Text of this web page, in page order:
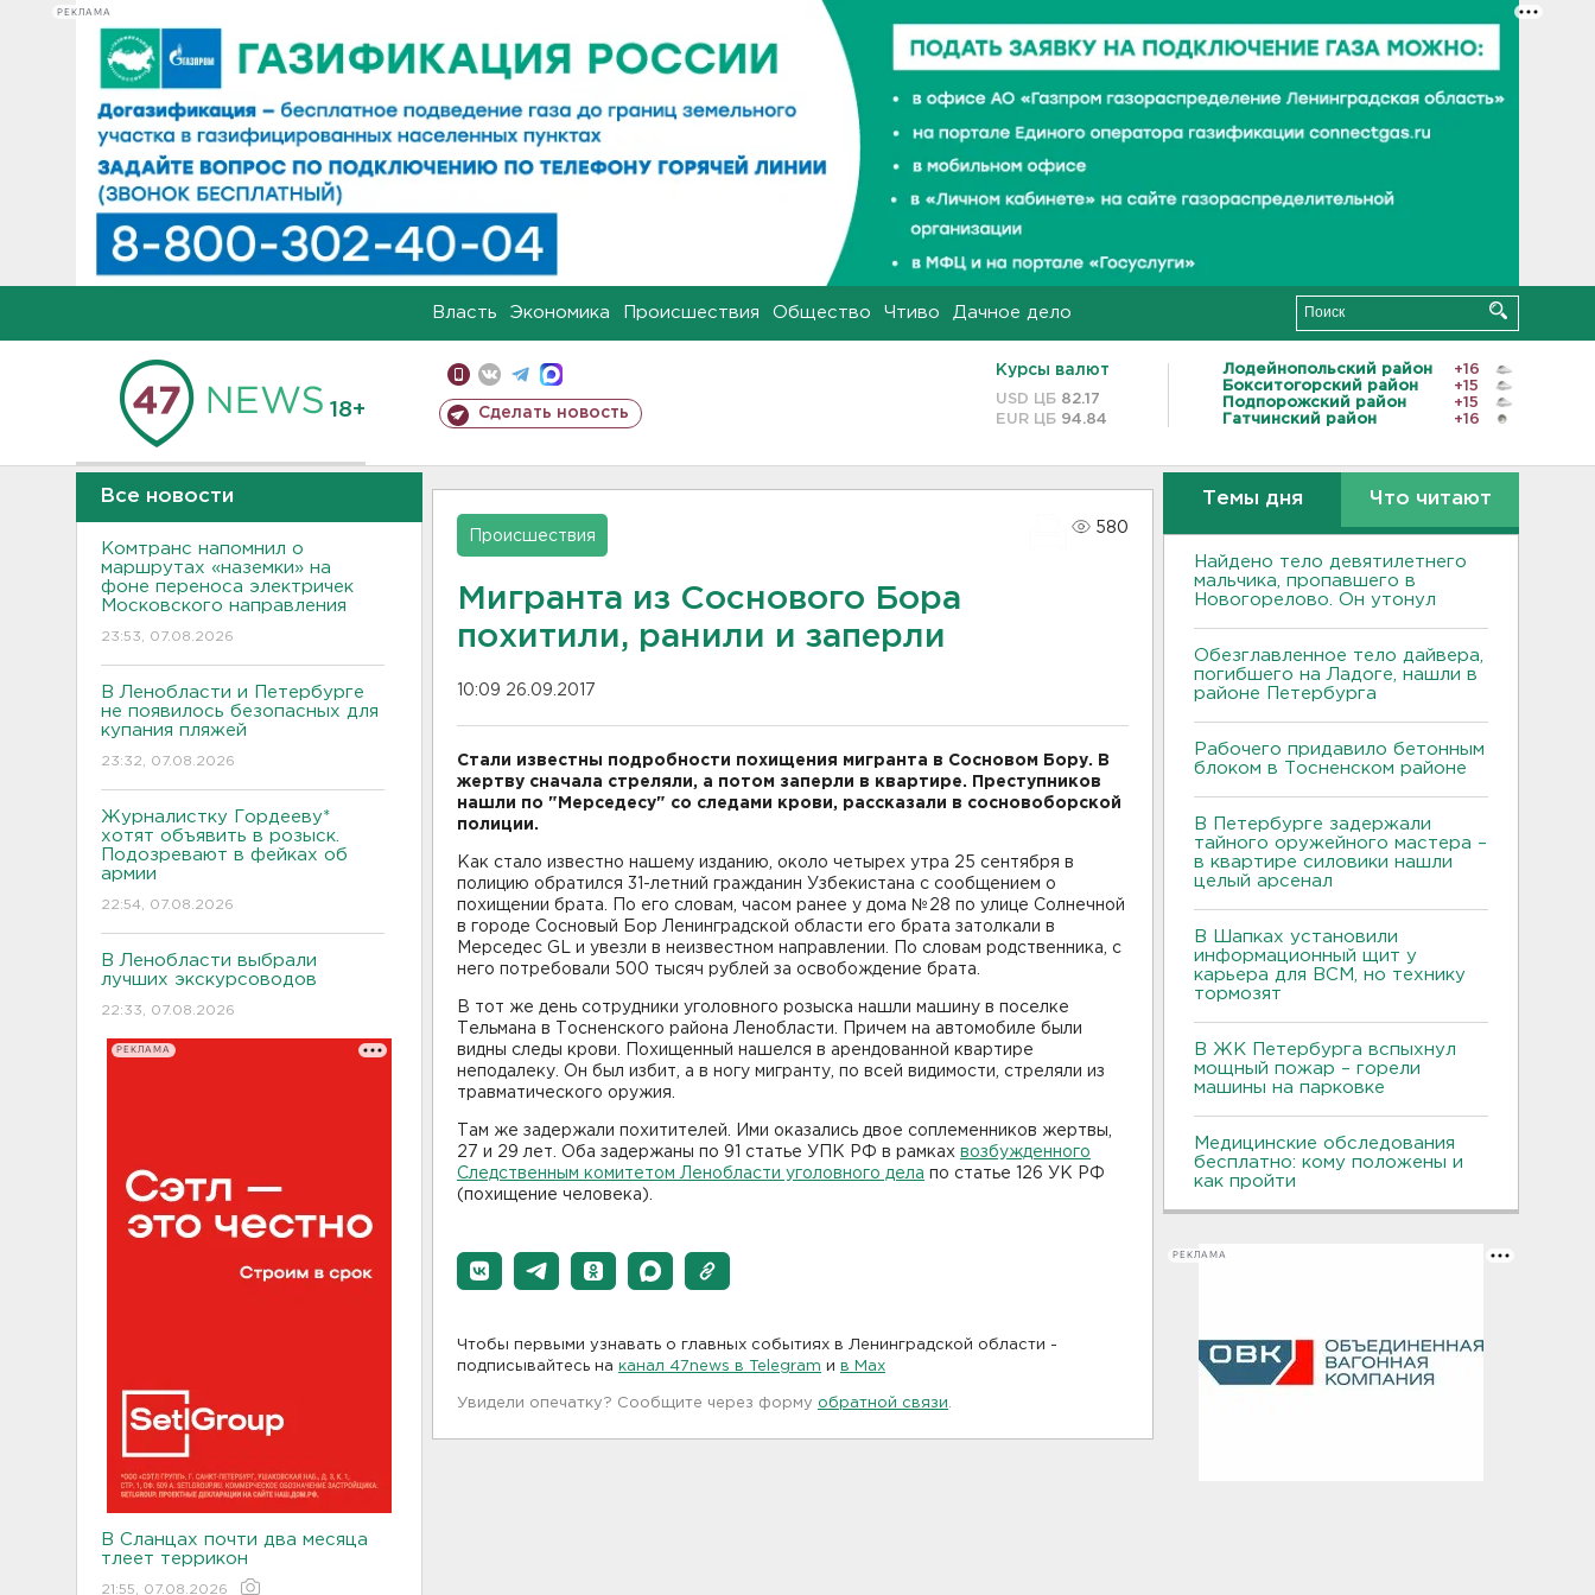
РЕКЛАМА
Власть Экономика Происшествия Общество Чтиво Дачное дело
18+ Сделать новость
Курсы валют
USD ЦБ 82.17
EUR ЦБ 94.84
Лодейнопольский район
+16
Бокситогорский район
+15
Подпорожский район
+15
Гатчинский район
+16
Все новости
Комтранс напомнил о
маршрутах «наземки» на
фоне переноса электричек
Московского направления
23:53, 07.08.2026
В Ленобласти и Петербурге
не появилось безопасных для
купания пляжей
23:32, 07.08.2026
Журналистку Гордееву*
хотят объявить в розыск.
Подозревают в фейках об
армии
22:54, 07.08.2026
В Ленобласти выбрали
лучших экскурсоводов
22:33, 07.08.2026
РЕКЛАМА
В Сланцах почти два месяца
тлеет террикон
21:55, 07.08.2026
Происшествия
580
Мигранта из Соснового Бора
похитили, ранили и заперли
10:09 26.09.2017
Стали известны подробности похищения мигранта в Сосновом Бору. В
жертву сначала стреляли, а потом заперли в квартире. Преступников
нашли по "Мерседесу" со следами крови, рассказали в сосновоборской
полиции.
Как стало известно нашему изданию, около четырех утра 25 сентября в
полицию обратился 31-летний гражданин Узбекистана с сообщением о
похищении брата. По его словам, часом ранее у дома №28 по улице Солнечной
в городе Сосновый Бор Ленинградской области его брата затолкали в
Мерседес GL и увезли в неизвестном направлении. По словам родственника, с
него потребовали 500 тысяч рублей за освобождение брата.
В тот же день сотрудники уголовного розыска нашли машину в поселке
Тельмана в Тосненского района Ленобласти. Причем на автомобиле были
видны следы крови. Похищенный нашелся в арендованной квартире
неподалеку. Он был избит, а в ногу мигранту, по всей видимости, стреляли из
травматического оружия.
Там же задержали похитителей. Ими оказались двое соплеменников жертвы,
27 и 29 лет. Оба задержаны по 91 статье УПК РФ в рамках возбужденного
Следственным комитетом Ленобласти уголовного дела по статье 126 УК РФ
(похищение человека).
Чтобы первыми узнавать о главных событиях в Ленинградской области -
подписывайтесь на канал 47news в Telegram и в Maх
Увидели опечатку? Сообщите через форму обратной связи
Темы дня Что читают
Найдено тело девятилетнего
мальчика, пропавшего в
Новогорелово. Он утонул
Обезглавленное тело дайвера,
погибшего на Ладоге, нашли в
районе Петербурга
Рабочего придавило бетонным
блоком в Тосненском районе
В Петербурге задержали
тайного оружейного мастера –
в квартире силовики нашли
целый арсенал
В Шапках установили
информационный щит у
карьера для ВСМ, но технику
тормозят
В ЖК Петербурга вспыхнул
мощный пожар – горели
машины на парковке
Медицинские обследования
бесплатно: кому положены и
как пройти
РЕКЛАМА